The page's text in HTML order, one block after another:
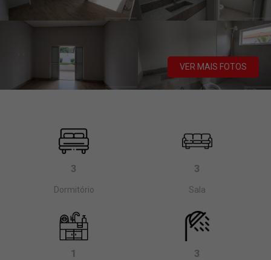
VER MAIS FOTOS
3
Dormitório
3
Sala
1 3